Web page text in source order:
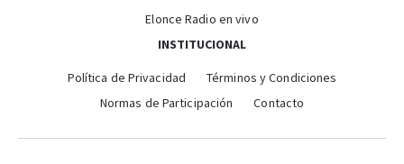
Elonce Radio en vivo
INSTITUCIONAL
Política de Privacidad
Términos y Condiciones
Normas de Participación
Contacto